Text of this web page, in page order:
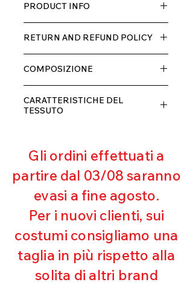
PRODUCT INFO
di elastane, molto comodo per chi lo
indossa grazia alla sua elastcità, in
doppio strato con fodera.
RETURN AND REFUND POLICY
entro 10 giorni dal ricevimento,
rimborseremo il cliente, escluse le
spese di spedizione, non appena
riceveremo la merce resa ed
COMPOSIZIONE
20% ELASTANE
CARATTERISTICHE DEL
TESSUTO
Resistente al pilling
Eccellente protezione dai raggi
UV
Ottima copertura
Ultra cloro resistente
Mantenimento della forma
Perfetta vestibilità
Asciugatura rapida
Bielastico
Gli ordini effettuati a
partire dal 03/08 saranno
evasi a fine agosto.
Per i nuovi clienti, sui
costumi consigliamo una
taglia in più rispetto alla
solita di altri brand